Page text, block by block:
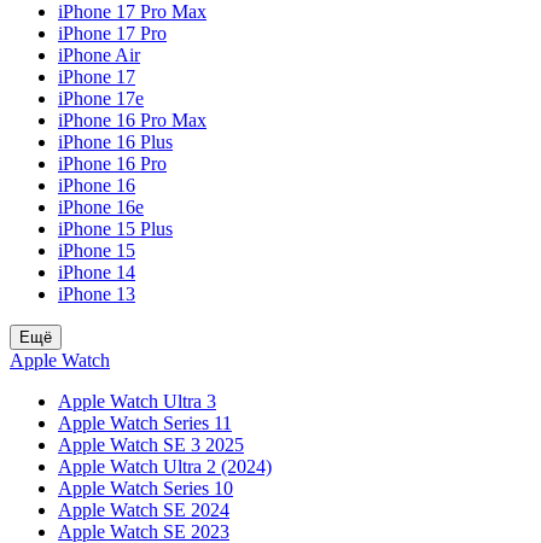
iPhone 17 Pro Max
iPhone 17 Pro
iPhone Air
iPhone 17
iPhone 17e
iPhone 16 Pro Max
iPhone 16 Plus
iPhone 16 Pro
iPhone 16
iPhone 16e
iPhone 15 Plus
iPhone 15
iPhone 14
iPhone 13
Ещё
Apple Watch
Apple Watch Ultra 3
Apple Watch Series 11
Apple Watch SE 3 2025
Apple Watch Ultra 2 (2024)
Apple Watch Series 10
Apple Watch SE 2024
Apple Watch SE 2023